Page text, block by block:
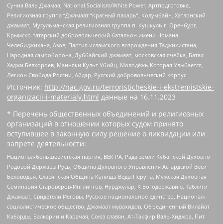
Сунна Валь Джамаа, National Socialism/White Power, Артподготовка,
Религиозная группа “Джамаат “Красный пахарь”, Колумбайн, Хатлонский
джамаат, Мусульманская религиозная группа п. Кушкуль г. Оренбург,
Крымско-татарский добровольческий батальон имени Номана
Челебиджихана, Азов, Партия исламского возрождения Таджикистана,
Народная самооборона, Дуббайский джамаат, московская ячейка, Батал-
Хаджи Белхороев, Маньяки Культ Убийц, Молодёжь Которая Улыбается,
Легион Свобода России, Айдар, Русский добровольческий корпус
Источник: http://nac.gov.ru/terroristicheskie-i-ekstremistskie-
organizacii-i-materialy.html данные на 16.11.2023
* Перечень общественных объединений и религиозных
организаций в отношении которых судом принято
вступившее в законную силу решение о ликвидации или
запрете деятельности:
Национал-большевистская партия, ВЕК РА, Рада земли Кубанской Духовно
Родовой Державы Русь, Община Духовного Управления Асгардской Веси
Беловодья, Славянская Община Капища Веды Перуна, Мужская Духовная
Семинария Староверов-Инглингов, Нурджулар, К Богодержавию, Таблиги
Джамаат, Свидетели Иеговы, Русское национальное единство, Национал-
социалистическое общество, Джамаат мувахидов, Объединенный Вилайат
Кабарды, Балкарии и Карачая, Союз славян, Ат-Такфир Валь-Хиджра, Пит